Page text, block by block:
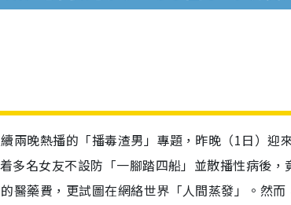
兩晚熱播的「播毒渣男」專題，昨晚（1日）迎
多名女友不設防「一腳踏四船」並散播性病後
醫藥費，更試圖在網絡世界「人間蒸發」。然